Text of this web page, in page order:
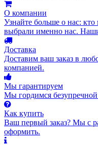
О компании
Узнайте больше о нас:
выбрали именно нас.
Доставка
Доставим ваш заказ в
компанией.
Мы гарантируем
Мы гордимся
Как купить
Ваш первый заказ? Мы с
оформить.